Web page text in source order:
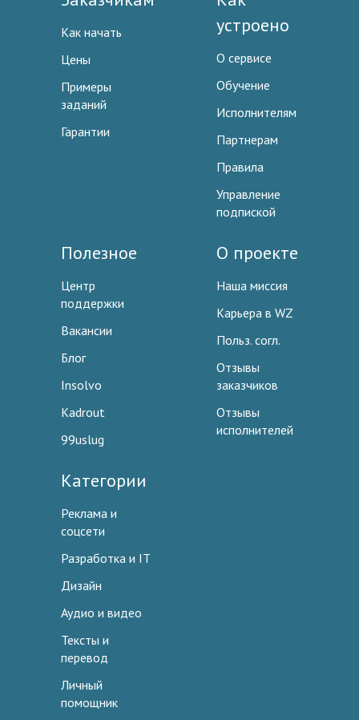
Как начать
Цены
Примеры
заданий
Гарантии
устроено
О сервисе
Обучение
Исполнителям
Партнерам
Правила
Управление
подпиской
Полезное
Центр
поддержки
Вакансии
Блог
Insolvo
Kadrout
99uslug
О проекте
Наша миссия
Карьера в WZ
Польз. согл.
Отзывы
заказчиков
Отзывы
исполнителей
Категории
Реклама и
соцсети
Разработка и IT
Дизайн
Аудио и видео
Тексты и
перевод
Личный
помощник